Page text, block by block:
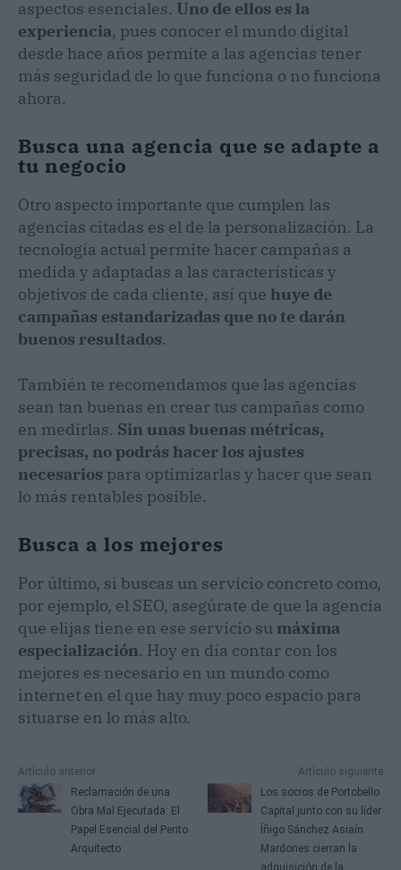
aspectos esenciales. Uno de ellos es la
experiencia, pues conocer el mundo digital
desde hace años permite a las agencias tener
más seguridad de lo que funciona o no funciona
ahora.
Busca una agencia que se adapte a
tu negocio
Otro aspecto importante que cumplen las
agencias citadas es el de la personalización. La
tecnología actual permite hacer campañas a
medida y adaptadas a las características y
objetivos de cada cliente, así que huye de
campañas estandarizadas que no te darán
buenos resultados.
También te recomendamos que las agencias
sean tan buenas en crear tus campañas como
en medirlas. Sin unas buenas métricas,
precisas, no podrás hacer los ajustes
necesarios para optimizarlas y hacer que sean
lo más rentables posible.
Busca a los mejores
Por último, si buscas un servicio concreto como,
por ejemplo, el SEO, asegúrate de que la agencia
que elijas tiene en ese servicio su máxima
especialización. Hoy en día contar con los
mejores es necesario en un mundo como
internet en el que hay muy poco espacio para
situarse en lo más alto.
Artículo anterior
Reclamación de una
Obra Mal Ejecutada: El
Papel Esencial del Perito
Arquitecto
Artículo siguiente
Los socios de Portobello
Capital junto con su líder
Íñigo Sánchez Asiaín
Mardones cierran la
adquisición de la